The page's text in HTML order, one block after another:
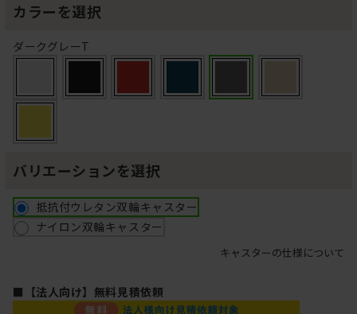
カラーを選択
ダークグレーT
バリエーションを選択
抵抗付ウレタン双輪キャスター
ナイロン双輪キャスター
キャスターの仕様について
■【法人向け】無料見積依頼